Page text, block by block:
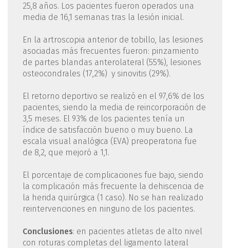
25,8 años. Los pacientes fueron operados una
media de 16,1 semanas tras la lesión inicial.
En la artroscopia anterior de tobillo, las lesiones
asociadas más frecuentes fueron: pinzamiento
de partes blandas anterolateral (55%), lesiones
osteocondrales (17,2%) y sinovitis (29%).
El retorno deportivo se realizó en el 97,6% de los
pacientes, siendo la media de reincorporación de
3,5 meses. El 93% de los pacientes tenía un
índice de satisfacción bueno o muy bueno. La
escala visual analógica (EVA) preoperatoria fue
de 8,2, que mejoró a 1,1.
El porcentaje de complicaciones fue bajo, siendo
la complicación más frecuente la dehiscencia de
la herida quirúrgica (1 caso). No se han realizado
reintervenciones en ninguno de los pacientes.
Conclusiones: en pacientes atletas de alto nivel
con roturas completas del ligamento lateral